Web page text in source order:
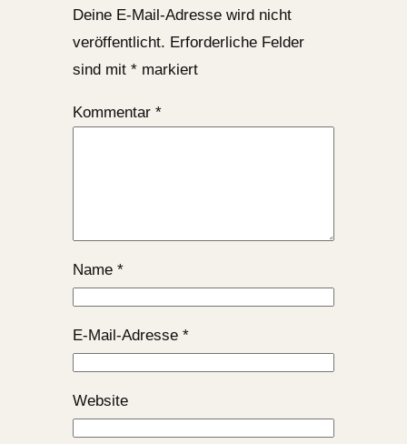
Deine E-Mail-Adresse wird nicht
veröffentlicht. Erforderliche Felder
sind mit *markiert
Kommentar *
Name *
E-Mail-Adresse *
Website